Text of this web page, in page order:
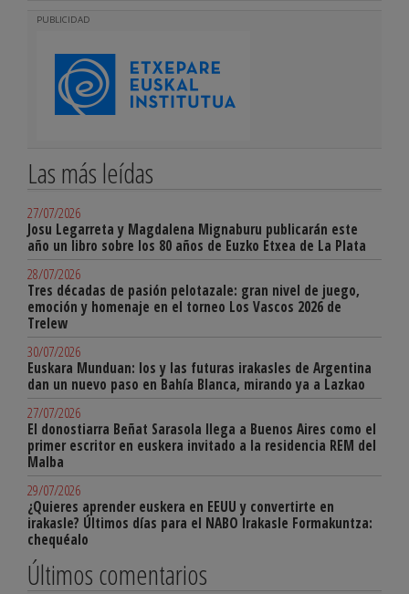
PUBLICIDAD
Las más leídas
27/07/2026
Josu Legarreta y Magdalena Mignaburu publicarán este
año un libro sobre los 80 años de Euzko Etxea de La Plata
28/07/2026
Tres décadas de pasión pelotazale: gran nivel de juego,
emoción y homenaje en el torneo Los Vascos 2026 de
Trelew
30/07/2026
Euskara Munduan: los y las futuras irakasles de Argentina
dan un nuevo paso en Bahía Blanca, mirando ya a Lazkao
27/07/2026
El donostiarra Beñat Sarasola llega a Buenos Aires como el
primer escritor en euskera invitado a la residencia REM del
Malba
29/07/2026
¿Quieres aprender euskera en EEUU y convertirte en
irakasle? Últimos días para el NABO Irakasle Formakuntza:
chequéalo
Últimos comentarios